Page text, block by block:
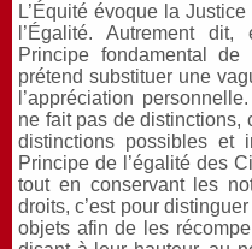
L’Équité évoque la
l’Égalité. Autrement
Principe fondamental
prétend substituer une
l’appréciation
ne fait pas de distinctions,
distinctions possibles et
Principe de l’égalité des
tout en conservant les
droits, c’est pour
objets afin de les